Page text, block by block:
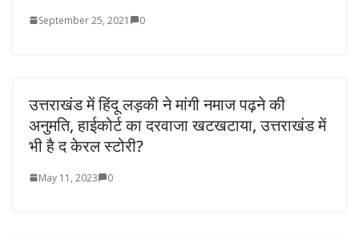
September 25, 2021 0
उत्तराखंड में हिंदू लड़की ने मांगी नमाज पढ़ने की
अनुमति, हाईकोर्ट का दरवाजा खटखटाया, उत्तराखंड में
भी है द केरल स्टोरी?
May 11, 2023 0